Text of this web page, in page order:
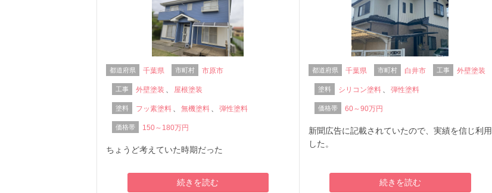
都道府県 千葉県 市町村 市原市
工事 外壁塗装 、 屋根塗装
塗料 フッ素塗料 、 無機塗料 、 弾性塗料
価格帯 150～180万円
ちょうど考えていた時期だった
続きを読む
都道府県 千葉県 市町村 白井市 工事 外壁塗装
塗料 シリコン塗料 、 弾性塗料
価格帯 60～90万円
新聞広告に記載されていたので、実績を信じ利用
した。
続きを読む